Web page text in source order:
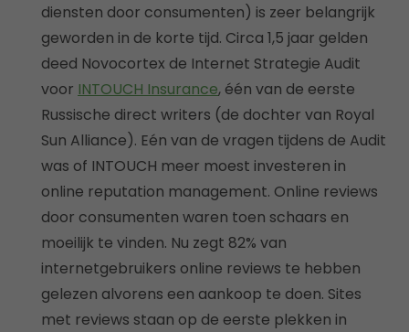
diensten door consumenten) is zeer belangrijk
geworden in de korte tijd. Circa 1,5 jaar gelden
deed Novocortex de Internet Strategie Audit
voor INTOUCH Insurance, één van de eerste
Russische direct writers (de dochter van Royal
Sun Alliance). Eén van de vragen tijdens de Audit
was of INTOUCH meer moest investeren in
online reputation management. Online reviews
door consumenten waren toen schaars en
moeilijk te vinden. Nu zegt 82% van
internetgebruikers online reviews te hebben
gelezen alvorens een aankoop te doen. Sites
met reviews staan op de eerste plekken in